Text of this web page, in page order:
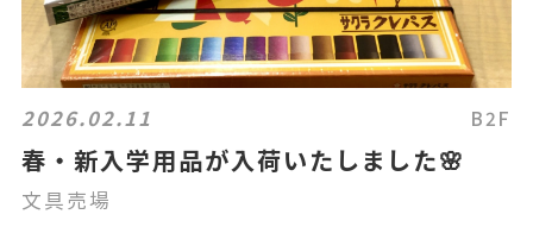
2026.02.11 B2F
春・新入学用品が入荷いたしました🌸
文具売場